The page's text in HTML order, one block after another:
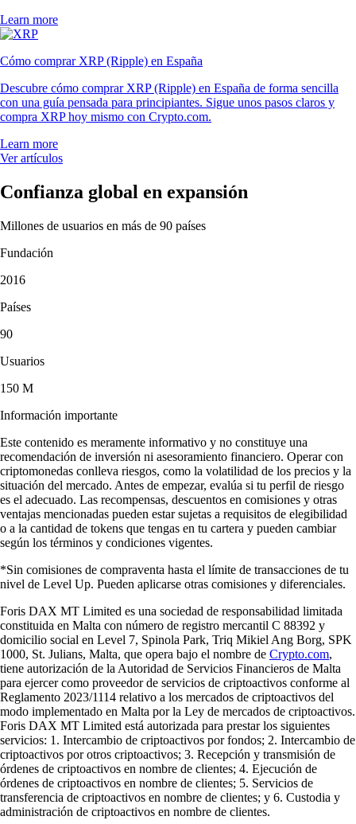
Learn more
Cómo comprar XRP (Ripple) en España
Descubre cómo comprar XRP (Ripple) en España de forma sencilla
con una guía pensada para principiantes. Sigue unos pasos claros y
compra XRP hoy mismo con Crypto.com.
Learn more
Ver artículos
Confianza global en expansión
Millones de usuarios en más de 90 países
Fundación
2016
Países
90
Usuarios
150 M
Información importante
Este contenido es meramente informativo y no constituye una
recomendación de inversión ni asesoramiento financiero. Operar con
criptomonedas conlleva riesgos, como la volatilidad de los precios y la
situación del mercado. Antes de empezar, evalúa si tu perfil de riesgo
es el adecuado. Las recompensas, descuentos en comisiones y otras
ventajas mencionadas pueden estar sujetas a requisitos de elegibilidad
o a la cantidad de tokens que tengas en tu cartera y pueden cambiar
según los términos y condiciones vigentes.
*Sin comisiones de compraventa hasta el límite de transacciones de tu
nivel de Level Up. Pueden aplicarse otras comisiones y diferenciales.
Foris DAX MT Limited es una sociedad de responsabilidad limitada
constituida en Malta con número de registro mercantil C 88392 y
domicilio social en Level 7, Spinola Park, Triq Mikiel Ang Borg, SPK
1000, St. Julians, Malta, que opera bajo el nombre de Crypto.com,
tiene autorización de la Autoridad de Servicios Financieros de Malta
para ejercer como proveedor de servicios de criptoactivos conforme al
Reglamento 2023/1114 relativo a los mercados de criptoactivos del
modo implementado en Malta por la Ley de mercados de criptoactivos.
Foris DAX MT Limited está autorizada para prestar los siguientes
servicios: 1. Intercambio de criptoactivos por fondos; 2. Intercambio de
criptoactivos por otros criptoactivos; 3. Recepción y transmisión de
órdenes de criptoactivos en nombre de clientes; 4. Ejecución de
órdenes de criptoactivos en nombre de clientes; 5. Servicios de
transferencia de criptoactivos en nombre de clientes; y 6. Custodia y
administración de criptoactivos en nombre de clientes.